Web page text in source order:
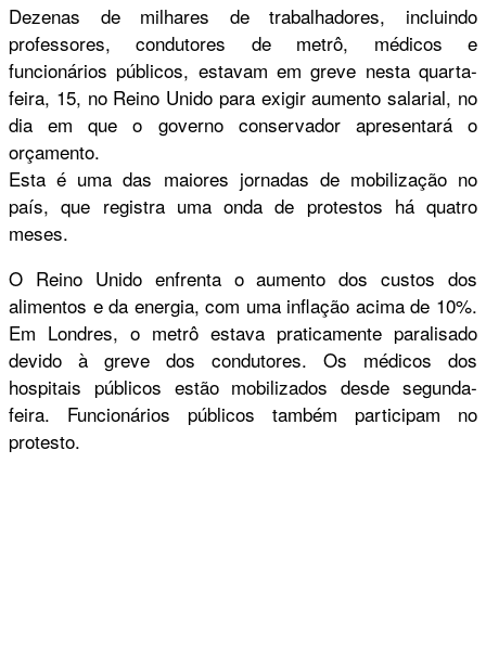
Dezenas de milhares de trabalhadores, incluindo
professores, condutores de metrô, médicos e
funcionários públicos, estavam em greve nesta quarta-
feira, 15, no Reino Unido para exigir aumento salarial, no
dia em que o governo conservador apresentará o
orçamento.
Esta é uma das maiores jornadas de mobilização no
país, que registra uma onda de protestos há quatro
meses.
O Reino Unido enfrenta o aumento dos custos dos
alimentos e da energia, com uma inflação acima de 10%.
Em Londres, o metrô estava praticamente paralisado
devido à greve dos condutores. Os médicos dos
hospitais públicos estão mobilizados desde segunda-
feira. Funcionários públicos também participam no
protesto.